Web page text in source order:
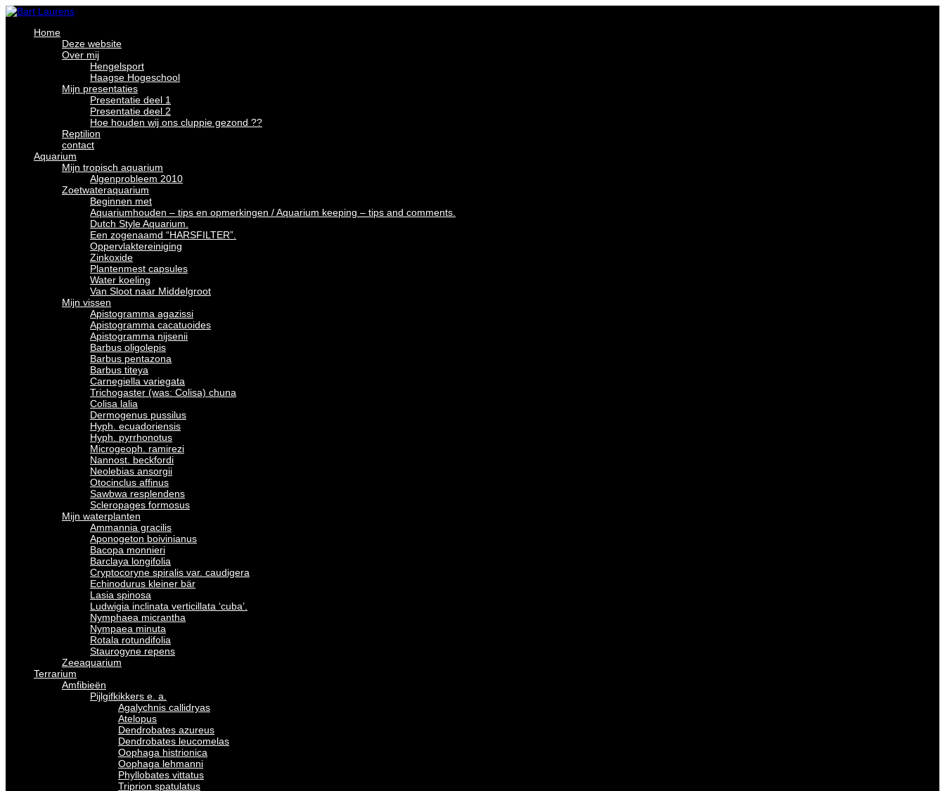
Home
Deze website
Over mij
Hengelsport
Haagse Hogeschool
Mijn presentaties
Presentatie deel 1
Presentatie deel 2
Hoe houden wij ons cluppie gezond ??
Reptilion
contact
Aquarium
Mijn tropisch aquarium
Algenprobleem 2010
Zoetwateraquarium
Beginnen met
Aquariumhouden – tips en opmerkingen / Aquarium keeping – tips and comments.
Dutch Style Aquarium.
Een zogenaamd “HARSFILTER”.
Oppervlaktereiniging
Zinkoxide
Plantenmest capsules
Water koeling
Van Sloot naar Middelgroot
Mijn vissen
Apistogramma agazissi
Apistogramma cacatuoides
Apistogramma nijsenii
Barbus oligolepis
Barbus pentazona
Barbus titeya
Carnegiella variegata
Trichogaster (was: Colisa) chuna
Colisa lalia
Dermogenus pussilus
Hyph. ecuadoriensis
Hyph. pyrrhonotus
Microgeoph. ramirezi
Nannost. beckfordi
Neolebias ansorgii
Otocinclus affinus
Sawbwa resplendens
Scleropages formosus
Mijn waterplanten
Ammannia gracilis
Aponogeton boivinianus
Bacopa monnieri
Barclaya longifolia
Cryptocoryne spiralis var. caudigera
Echinodurus kleiner bär
Lasia spinosa
Ludwigia inclinata verticillata ‘cuba’.
Nymphaea micrantha
Nympaea minuta
Rotala rotundifolia
Staurogyne repens
Zeeaquarium
Terrarium
Amfibieën
Pijlgifkikkers e. a.
Agalychnis callidryas
Atelopus
Dendrobates azureus
Dendrobates leucomelas
Oophaga histrionica
Oophaga lehmanni
Phyllobates vittatus
Triprion spatulatus